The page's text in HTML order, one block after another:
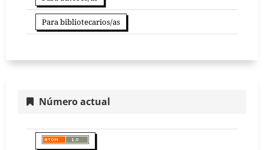
Para bibliotecarios/as
Número actual